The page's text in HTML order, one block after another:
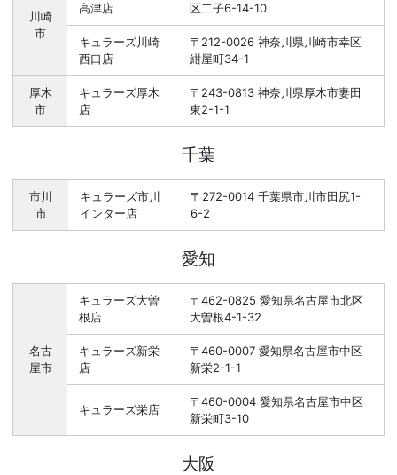
川崎
市
高津店
区二子6-14-10
キュラーズ川崎
西口店
〒212-0026 神奈川県川崎市幸区
紺屋町34-1
厚木
市
キュラーズ厚木
店
〒243-0813 神奈川県厚木市妻田
東2-1-1
千葉
市川
市
キュラーズ市川
インター店
〒272-0014 千葉県市川市田尻1-
6-2
愛知
名古
屋市
キュラーズ大曽
根店
〒462-0825 愛知県名古屋市北区
大曽根4-1-32
キュラーズ新栄
店
〒460-0007 愛知県名古屋市中区
新栄2-1-1
キュラーズ栄店
〒460-0004 愛知県名古屋市中区
新栄町3-10
大阪